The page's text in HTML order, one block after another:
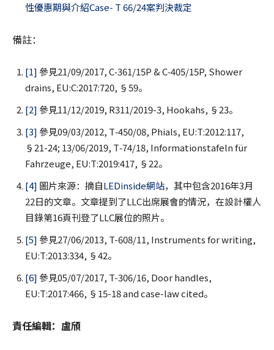
性優惠期與介紹Case- T 66/24案判決裁定
備註：
[1]參見21/09/2017, C‑361/15P & C‑405/15P, Shower
drains, EU:C:2017:720, §59。
[2]參見11/12/2019, R311/2019-3, Hookahs, §23。
[3]參見09/03/2012, T‑450/08, Phials, EU:T:2012:117,
§21-24; 13/06/2019, T‑74/18, Informationstafeln für
Fahrzeuge, EU:T:2019:417, §22。
[4] 圖片來源：摘自LEDinside網站，其中包含2016年3月
22日的文章。文章提到了LLC出席展會的情況，在設計權人
目錄第16頁刊登了LLC展位的照片。
[5]參見27/06/2013, T-608/11, Instruments for writing,
EU:T:2013:334, §42。
[6]參見05/07/2017, T-306/16, Door handles,
EU:T:2017:466, §15-18 and case-law cited。
責任編輯：盧頎